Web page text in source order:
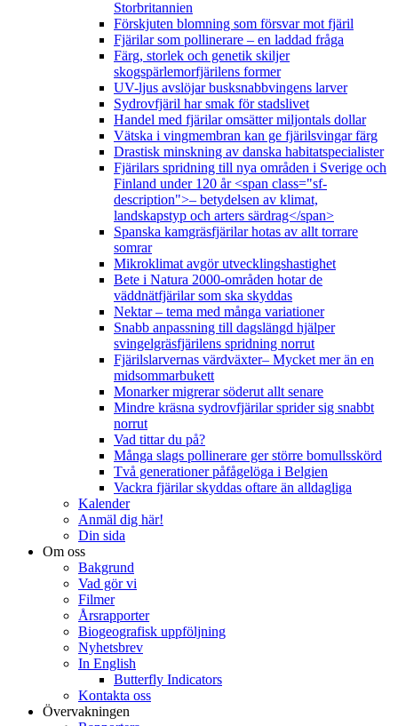
Storbritannien
Förskjuten blomning som försvar mot fjäril
Fjärilar som pollinerare – en laddad fråga
Färg, storlek och genetik skiljer
skogspärlemorfjärilens former
UV-ljus avslöjar busksnabbvingens larver
Sydrovfjäril har smak för stadslivet
Handel med fjärilar omsätter miljontals dollar
Vätska i vingmembran kan ge fjärilsvingar färg
Drastisk minskning av danska habitatspecialister
Fjärilars spridning till nya områden i Sverige och
Finland under 120 år <span class="sf-
description">– betydelsen av klimat,
landskapstyp och arters särdrag</span>
Spanska kamgräsfjärilar hotas av allt torrare
somrar
Mikroklimat avgör utvecklingshastighet
Bete i Natura 2000-områden hotar de
väddnätfjärilar som ska skyddas
Nektar – tema med många variationer
Snabb anpassning till dagslängd hjälper
svingelgräsfjärilens spridning norrut
Fjärilslarvernas värdväxter– Mycket mer än en
midsommarbukett
Monarker migrerar söderut allt senare
Mindre kräsna sydrovfjärilar sprider sig snabbt
norrut
Vad tittar du på?
Många slags pollinerare ger större bomullsskörd
Två generationer påfågelöga i Belgien
Vackra fjärilar skyddas oftare än alldagliga
Kalender
Anmäl dig här!
Din sida
Om oss
Bakgrund
Vad gör vi
Filmer
Årsrapporter
Biogeografisk uppföljning
Nyhetsbrev
In English
Butterfly Indicators
Kontakta oss
Övervakningen